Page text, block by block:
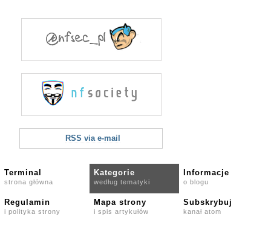
RSS via e-mail
Terminal
strona główna
Kategorie
według tematyki
Informacje
o blogu
Regulamin
i polityka strony
Mapa strony
i spis artykułów
Subskrybuj
kanał atom